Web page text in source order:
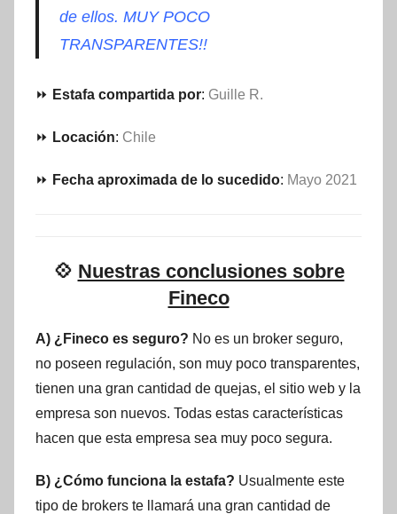
de ellos. MUY POCO
TRANSPARENTES!!
⏩ Estafa compartida por: Guille R.
⏩ Locación: Chile
⏩ Fecha aproximada de lo sucedido: Mayo 2021
💠 Nuestras conclusiones sobre
Fineco
A) ¿Fineco es seguro? No es un broker seguro,
no poseen regulación, son muy poco transparentes,
tienen una gran cantidad de quejas, el sitio web y la
empresa son nuevos. Todas estas características
hacen que esta empresa sea muy poco segura.
B) ¿Cómo funciona la estafa? Usualmente este
tipo de brokers te llamará una gran cantidad de